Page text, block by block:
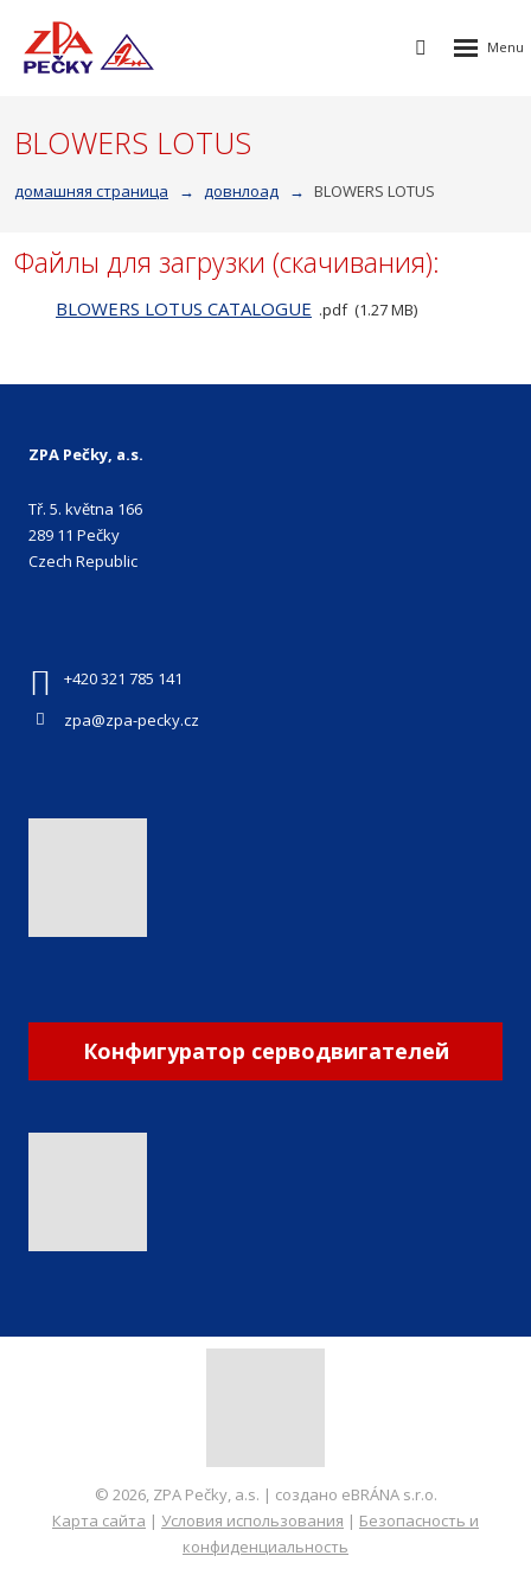
Vyhledávání
Rozbalení
BLOWERS LOTUS
домашняя страница довнлоад BLOWERS LOTUS
Файлы для загрузки (скачивания):
BLOWERS LOTUS CATALOGUE pdf 1.27 MB
ZPA Pečky, a.s.
Tř. 5. května 166
289 11 Pečky
Czech Republic
+420 321 785 141
zpa@zpa-pecky.cz
Конфигуратор серводвигателей
© 2026, ZPA Pečky, a.s. | создано eBRÁNA s.r.o.
Карта сайта | Условия использования | Безопасность и
конфиденциальность